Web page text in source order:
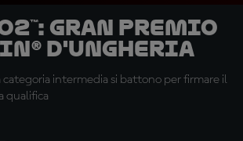
Gran Premio
d'Ungheria
intermedia si battono per firmare il
qualifica